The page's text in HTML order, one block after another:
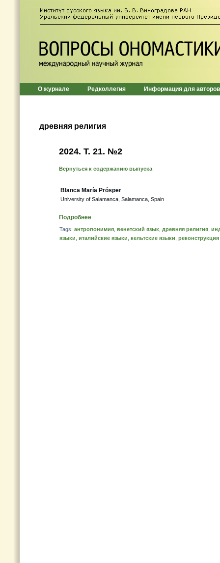
О журнале Редколлегия Информация для авторов
древняя религия
2024. Т. 21. №2
Вернуться к содержанию выпуска
Blanca María Prósper
University of Salamanca, Salamanca, Spain
Подробнее
Tags: антропонимия венетский язык древняя религия
языки италийские языки кельтские языки